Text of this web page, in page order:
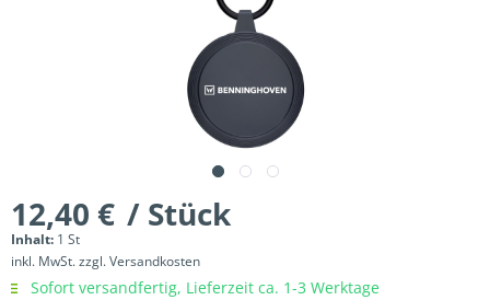
12,40 € / Stück
Inhalt: 1 St
inkl. MwSt.zzgl. Versandkosten
Sofort versandfertig, Lieferzeit ca. 1-3 Werktage